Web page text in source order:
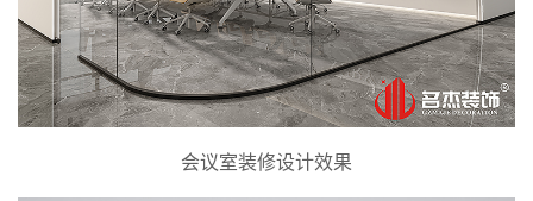
会议室装修设计效果